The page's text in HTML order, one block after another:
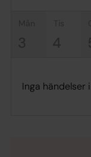
tis
4
Inga händelser